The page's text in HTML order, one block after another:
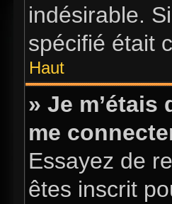
indésirable.
spécifié était
Haut
» Je
me
Essayez de
êtes inscrit